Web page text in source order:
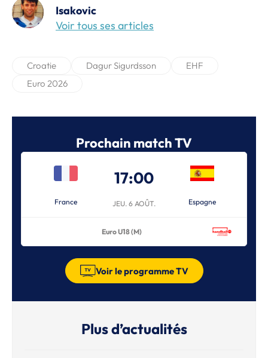
Isakovic
Voir tous ses articles
Croatie Dagur Sigurdsson
EHF
Euro 2026
Prochain match TV
France
17:00
JEU. 6 AOÛT. Espagne
Euro U18 (M)
Voir le programme TV
Plus d’actualités